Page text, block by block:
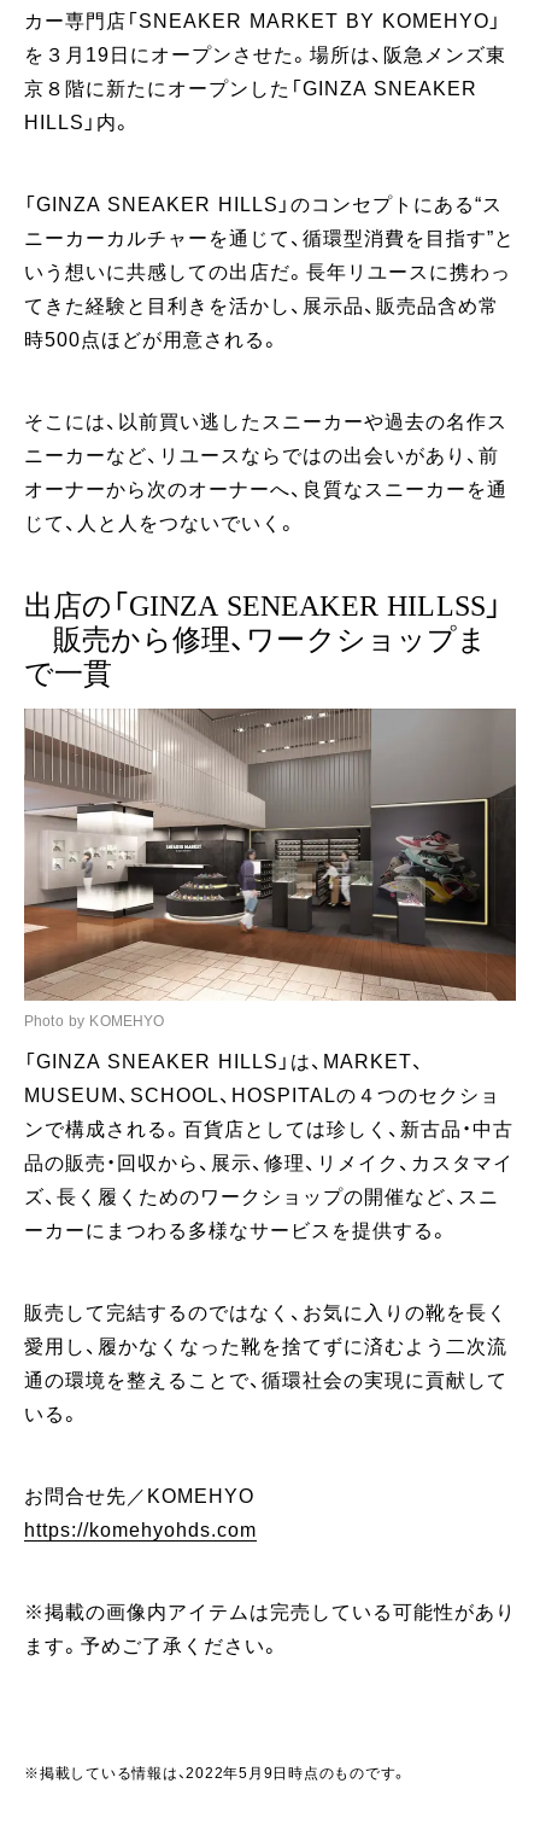
カー専門店「SNEAKER MARKET BY KOMEHYO」
を３月19日にオープンさせた。場所は、阪急メンズ東
京８階に新たにオープンした「GINZA SNEAKER
HILLS」内。
「GINZA SNEAKER HILLS」のコンセプトにある“ス
ニーカーカルチャーを通じて、循環型消費を目指す”と
いう想いに共感しての出店だ。長年リユースに携わっ
てきた経験と目利きを活かし、展示品、販売品含め常
時500点ほどが用意される。
そこには、以前買い逃したスニーカーや過去の名作ス
ニーカーなど、リユースならではの出会いがあり、前
オーナーから次のオーナーへ、良質なスニーカーを通
じて、人と人をつないでいく。
出店の「GINZA SENEAKER HILLSS」
販売から修理、ワークショップま
で一貫
Photo by KOMEHYO
「GINZA SNEAKER HILLS」は、MARKET、
MUSEUM、SCHOOL、HOSPITALの４つのセクショ
ンで構成される。百貨店としては珍しく、新古品・中古
品の販売・回収から、展示、修理、リメイク、カスタマイ
ズ、長く履くためのワークショップの開催など、スニ
ーカーにまつわる多様なサービスを提供する。
販売して完結するのではなく、お気に入りの靴を長く
愛用し、履かなくなった靴を捨てずに済むよう二次流
通の環境を整えることで、循環社会の実現に貢献して
いる。
お問合せ先／KOMEHYO
https://komehyohds.com
※掲載の画像内アイテムは完売している可能性があり
ます。予めご了承ください。
※掲載している情報は、2022年5月9日時点のものです。